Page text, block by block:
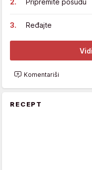
Pripremite posudu
Ređajte
Komentariši
RECEPT